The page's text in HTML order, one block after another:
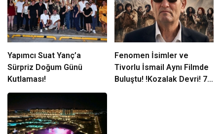
Yapımcı Suat Yanç’a
Sürpriz Doğum Günü
Kutlaması!
Fenomen İsimler ve
Tivorlu İsmail Aynı Filmde
Buluştu! !Kozalak Devri! 7